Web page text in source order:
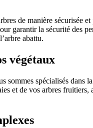
de manière sécurisée
garantir la sécurité des
abattu.
végétaux
spécialisés dans
et de vos arbres fruitiers,